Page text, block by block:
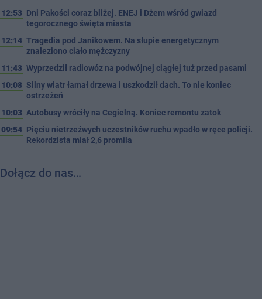
12:53 Dni Pakości coraz bliżej. ENEJ i Dżem wśród gwiazd
tegorocznego święta miasta
12:14 Tragedia pod Janikowem. Na słupie energetycznym
znaleziono ciało mężczyzny
11:43 Wyprzedził radiowóz na podwójnej ciągłej tuż przed pasami
10:08 Silny wiatr łamał drzewa i uszkodził dach. To nie koniec
ostrzeżeń
10:03 Autobusy wróciły na Cegielną. Koniec remontu zatok
09:54 Pięciu nietrzeźwych uczestników ruchu wpadło w ręce policji.
Rekordzista miał 2,6 promila
Dołącz do nas…